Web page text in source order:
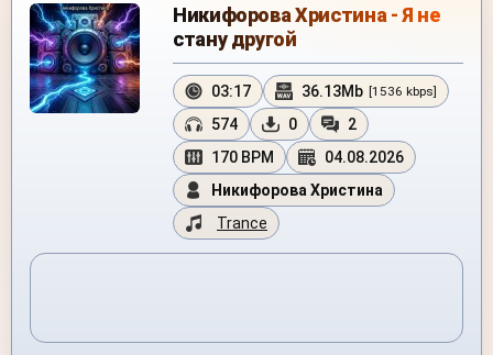
Никифорова Христина - Я не
стану другой
03:17 36.13Mb [1536 kbps]
574 0
2
170 BPM
04.08.2026
Никифорова Христина
Trance